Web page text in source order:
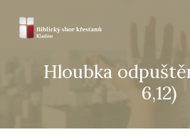
Hloubka
6,12)